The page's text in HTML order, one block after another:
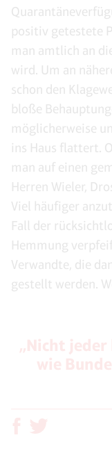
positiv getestete
man amtlich an
wird. Um an
schon den
bloße
möglicherweise
ins Haus flattert.
man auf einen
Herren Wieler,
Viel häufiger
Fall der
Hemmung
Verwandte, die
gestellt werden.